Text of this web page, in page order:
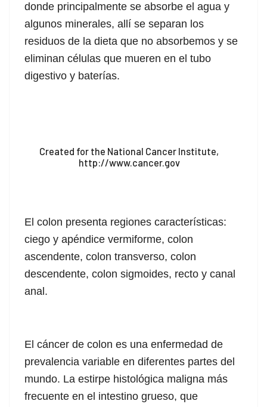
donde principalmente se absorbe el agua y
algunos minerales, allí se separan los
residuos de la dieta que no absorbemos y se
eliminan células que mueren en el tubo
digestivo y baterías.
Created for the National Cancer Institute,
http://www.cancer.gov
El colon presenta regiones características:
ciego y apéndice vermiforme, colon
ascendente, colon transverso, colon
descendente, colon sigmoides, recto y canal
anal.
El cáncer de colon es una enfermedad de
prevalencia variable en diferentes partes del
mundo. La estirpe histológica maligna más
frecuente en el intestino grueso, que